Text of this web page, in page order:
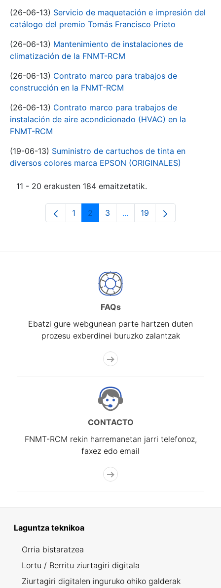
(26-06-13) Servicio de maquetación e impresión del
catálogo del premio Tomás Francisco Prieto
(26-06-13) Mantenimiento de instalaciones de
climatización de la FNMT-RCM
(26-06-13) Contrato marco para trabajos de
construcción en la FNMT-RCM
(26-06-13) Contrato marco para trabajos de
instalación de aire acondicionado (HVAC) en la
FNMT-RCM
(19-06-13) Suministro de cartuchos de tinta en
diversos colores marca EPSON (ORIGINALES)
11 - 20 erakusten 184 emaitzetatik.
Orrialdea
1 Orrialdea
2 Orrialdea
3 ...Intermediate Pages Use
Orrialdea
19
FAQs
Ebatzi gure webgunean parte hartzen duten
prozesu exberdinei buruzko zalantzak
CONTACTO
FNMT-RCM rekin harremanetan jarri telefonoz,
faxez edo email
Laguntza teknikoa
Orria bistaratzea
Lortu / Berritu ziurtagiri digitala
Ziurtagiri digitalen inguruko ohiko galderak